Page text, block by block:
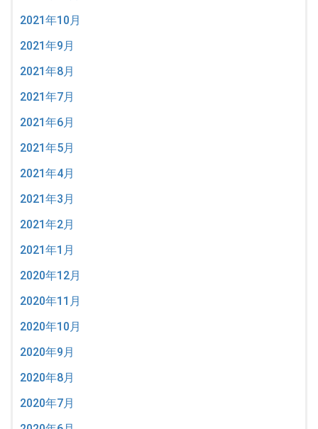
2021年10月
2021年9月
2021年8月
2021年7月
2021年6月
2021年5月
2021年4月
2021年3月
2021年2月
2021年1月
2020年12月
2020年11月
2020年10月
2020年9月
2020年8月
2020年7月